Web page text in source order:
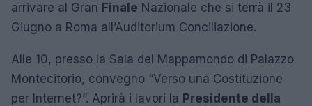
arrivare al Gran Finale Nazionale che si terrà il 23
Giugno a Roma all’Auditorium Conciliazione.
Alle 10, presso la Sala del Mappamondo di Palazzo
Montecitorio, convegno “Verso una Costituzione
per Internet?”. Aprirà i lavori la Presidente della